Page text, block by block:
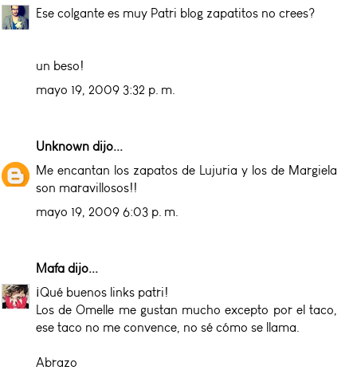
Ese colgante es muy Patri blog zapatitos no crees?
un beso!
mayo 19, 2009 3:32 p. m.
Unknown dijo...
Me encantan los zapatos de Lujuria y los de Margiela
son maravillosos!!
mayo 19, 2009 6:03 p. m.
Mafa dijo...
¡Qué buenos links patri!
Los de Omelle me gustan mucho excepto por el taco,
ese taco no me convence, no sé cómo se llama.
Abrazo